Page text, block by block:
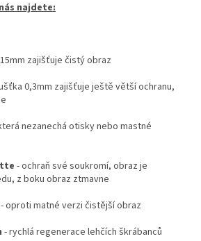
najdete:
zajišťuje čistý obraz
0,3mm zajišťuje ještě větší ochranu,
nezanechá otisky nebo mastné
- ochraň své soukromí, obraz je
z boku obraz ztmavne
- oproti matné verzi čistější obraz
- rychlá regenerace lehčích škrábanců